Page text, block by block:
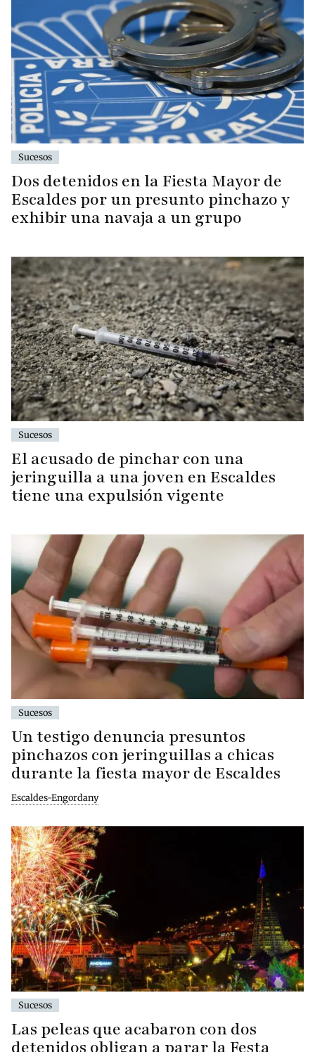
Sucesos
Dos detenidos en la Fiesta Mayor de
Escaldes por un presunto pinchazo y
exhibir una navaja a un grupo
Sucesos
El acusado de pinchar con una
jeringuilla a una joven en Escaldes
tiene una expulsión vigente
Sucesos
Un testigo denuncia presuntos
pinchazos con jeringuillas a chicas
durante la fiesta mayor de Escaldes
Escaldes-Engordany
Sucesos
Las peleas que acabaron con dos
detenidos obligan a parar la Festa